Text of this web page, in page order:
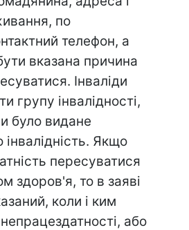
по
телефон, а
вказана причина
Інваліди
групу інвалідності,
було видане
Якщо
пересуватися
здоров'я, то в заяві
коли і ким
або